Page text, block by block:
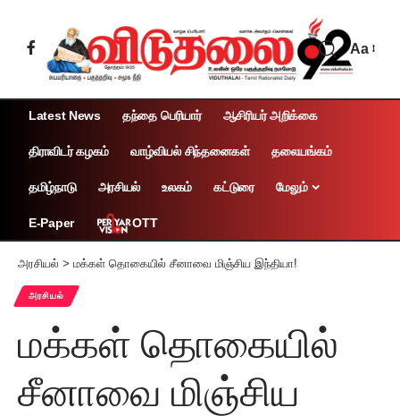
Aa
Latest News தந்தை பெரியார் ஆசிரியர் அறிக்கை
திராவிடர் கழகம் வாழ்வியல் சிந்தனைகள் தலையங்கம்
தமிழ்நாடு அரசியல் உலகம் கட்டுரை மேலும்
E-Paper OTT
அரசியல் > மக்கள் தொகையில் சீனாவை மிஞ்சிய இந்தியா!
அரசியல்
மக்கள் தொகையில்
சீனாவை மிஞ்சிய